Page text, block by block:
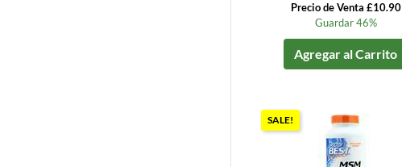
Precio de Venta £10.90
Guardar 46%
Agregar al Carrito
SALE!